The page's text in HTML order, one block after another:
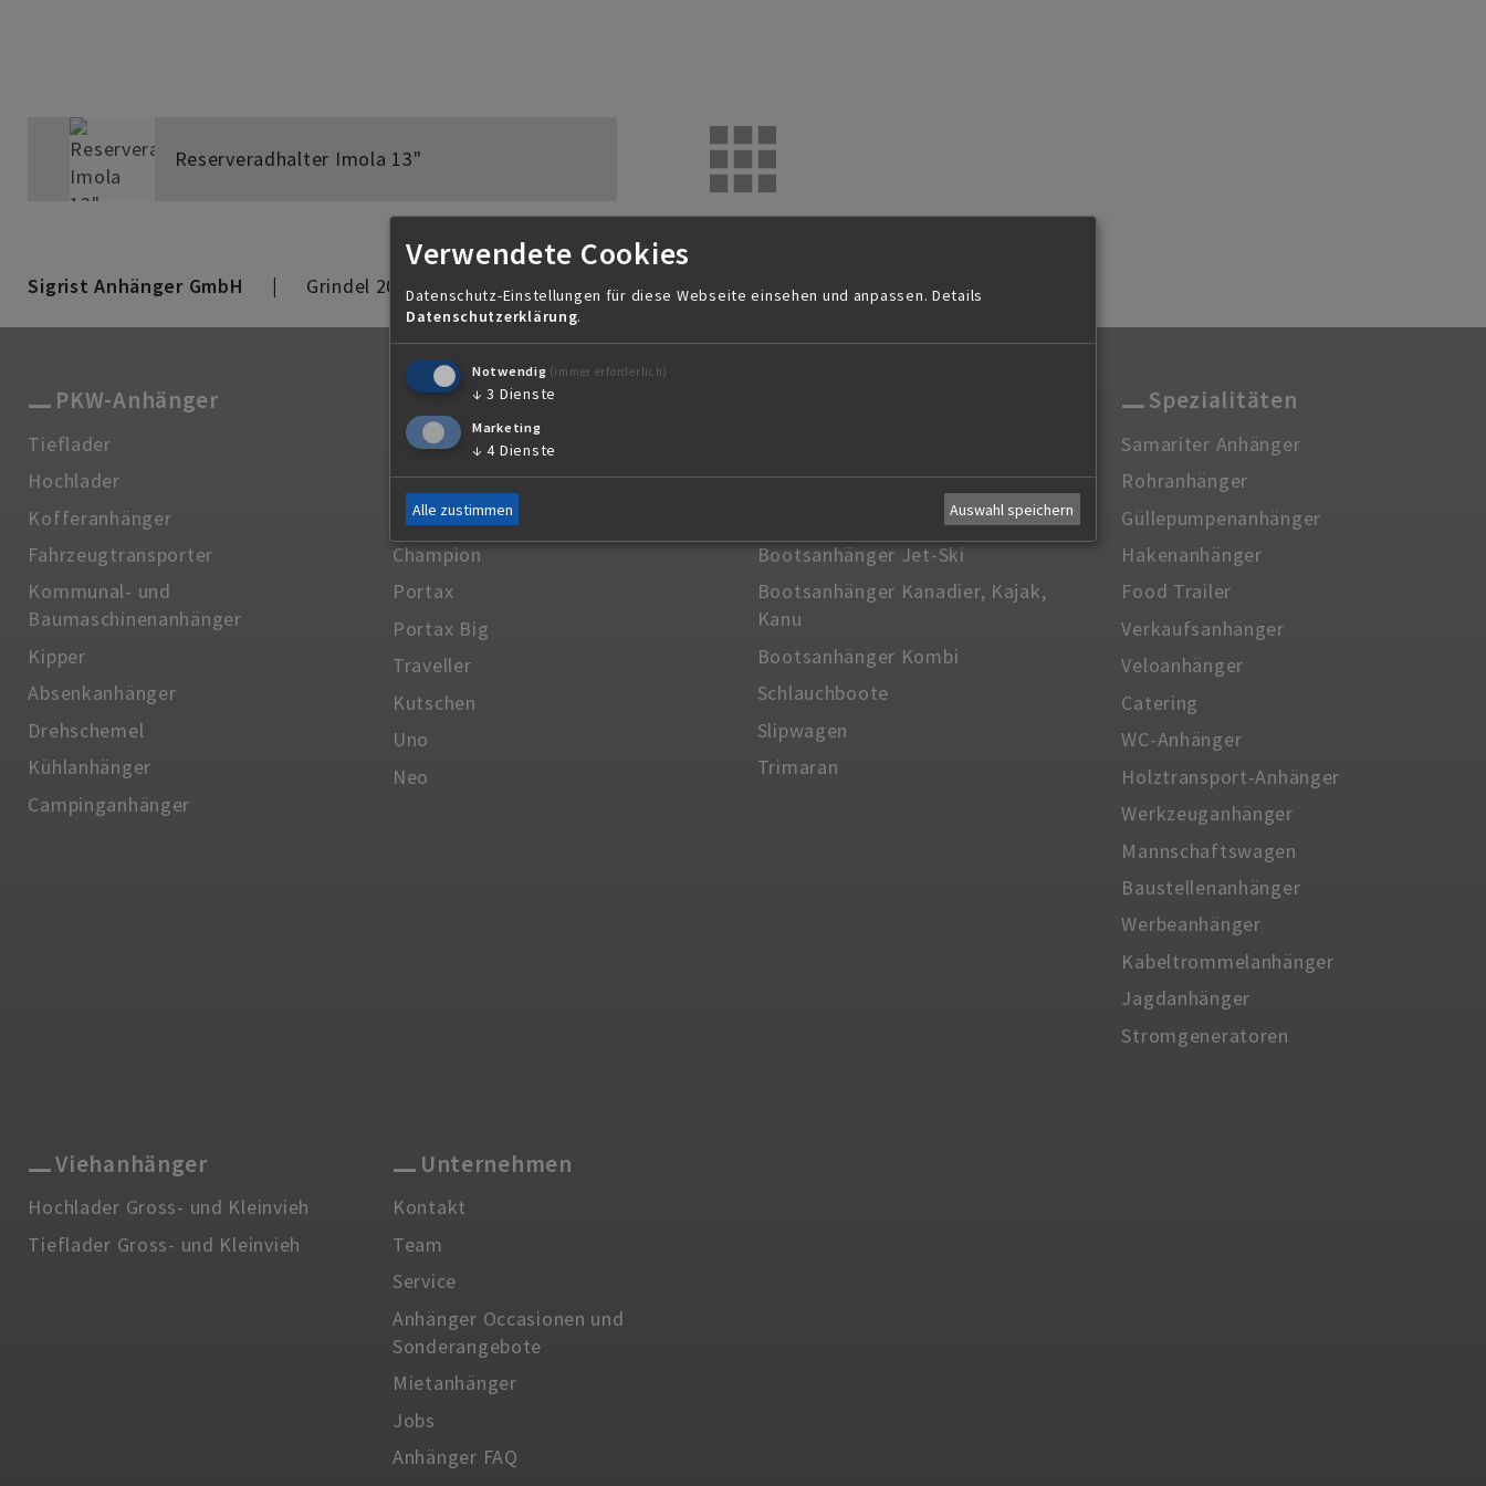
Reserveradhalter Imola 13"
Sigrist Anhänger GmbH Grindel 20 6017 Ruswil 041 495 13 28 info@sigrist-anhaenger.ch
PKW-Anhänger
Tieflader
Hochlader
Kofferanhänger
Fahrzeugtransporter
Kommunal- und
Baumaschinenanhänger
Kipper
Absenkanhänger
Drehschemel
Kühlanhänger
Campinganhänger
Pferdeanhänger
Comfort
Master
Duo
Champion
Portax
Portax Big
Traveller
Kutschen
Uno
Neo
Segelboote
Bootsanhänger Catamaran
Bootsanhänger Jet-Ski
Bootsanhänger Kanadier, Kajak,
Kanu
Bootsanhänger Kombi
Schlauchboote
Slipwagen
Trimaran
Spezialitäten
Samariter Anhänger
Rohranhänger
Güllepumpenanhänger
Hakenanhänger
Food Trailer
Verkaufsanhänger
Veloanhänger
Catering
WC-Anhänger
Holztransport-Anhänger
Werkzeuganhänger
Mannschaftswagen
Baustellenanhänger
Werbeanhänger
Kabeltrommelanhänger
Jagdanhänger
Stromgeneratoren
Viehanhänger
Hochlader Gross- und Kleinvieh
Tieflader Gross- und Kleinvieh
Unternehmen
Kontakt
Team
Service
Anhänger Occasionen und
Sonderangebote
Mietanhänger
Jobs
Anhänger FAQ
Verwendete Cookies
Datenschutz-Einstellungen für diese Webseite einsehen und anpassen. Details
Datenschutzerklärung.
Notwendig (immer erforderlich)
↓ 3 Dienste
Marketing
↓ 4 Dienste
Auswahl speichern
Alle zustimmen